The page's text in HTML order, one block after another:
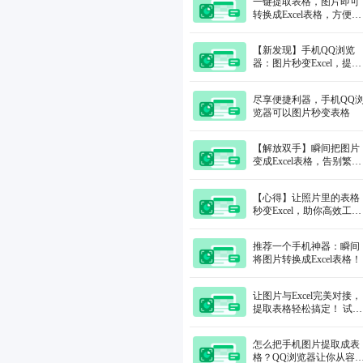
转换成Excel表格，方便快
【新发现】手机QQ浏览
器：图片秒变Excel，提取
尽享便捷利器，手机QQ
览器可以图片秒变表格
【解放双手】瞬间把图片
变成Excel表格，告别繁琐
【心得】让照片里的表格
秒变Excel，助你高效工
推荐一个手机神器：瞬间
将图片转换成Excel表格！
让图片与Excel完美对接，
提取表格轻松搞定！ 试试
怎么把手机图片提取成表
格？QQ浏览器让你从容